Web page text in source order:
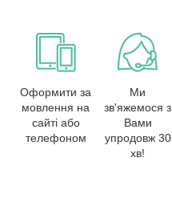
Оформити за
мовлення на
сайті або
телефоном
Ми
зв'яжемося з
Вами
упродовж 30
хв!